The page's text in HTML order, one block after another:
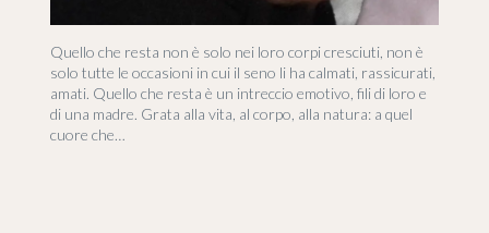
Quello che resta non è solo nei loro corpi cresciuti, non è
solo tutte le occasioni in cui il seno li ha calmati, rassicurati,
amati. Quello che resta è un intreccio emotivo, fili di loro e
di una madre. Grata alla vita, al corpo, alla natura: a quel
cuore che…